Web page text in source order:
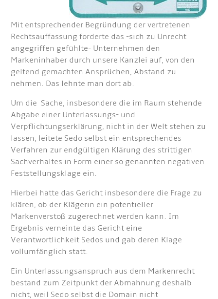
Mit entsprechender Begründung der vertretenen
Rechtsauffassung forderte das -sich zu Unrecht
angegriffen gefühlte- Unternehmen den
Markeninhaber durch unsere Kanzlei auf, von den
geltend gemachten Ansprüchen, Abstand zu
nehmen. Das lehnte man dort ab.
Um die Sache, insbesondere die im Raum stehende
Abgabe einer Unterlassungs- und
Verpflichtungserklärung, nicht in der Welt stehen zu
lassen, leitete Sedo selbst ein entsprechendes
Verfahren zur endgültigen Klärung des strittigen
Sachverhaltes in Form einer so genannten negativen
Feststellungsklage ein.
Hierbei hatte das Gericht insbesondere die Frage zu
klären, ob der Klägerin ein potentieller
Markenverstoß zugerechnet werden kann. Im
Ergebnis verneinte das Gericht eine
Verantwortlichkeit Sedos und gab deren Klage
vollumfänglich statt.
Ein Unterlassungsanspruch aus dem Markenrecht
bestand zum Zeitpunkt der Abmahnung deshalb
nicht, weil Sedo selbst die Domain nicht